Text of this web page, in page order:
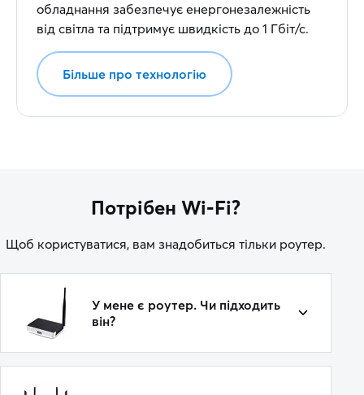
обладнання забезпечує енергонезалежність
від світла та підтримує швидкість до 1 Гбіт/с.
Більше про технологію
Потрібен Wi-Fi?
Щоб користуватися, вам знадобиться тільки роутер.
У мене є роутер. Чи підходить
він?